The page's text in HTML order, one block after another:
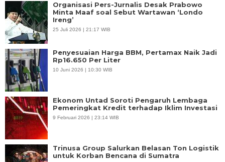
Organisasi Pers-Jurnalis Desak Prabowo
Minta Maaf soal Sebut Wartawan ‘Londo
Ireng’
25 Juli 2026 | 21:17 WIB
Penyesuaian Harga BBM, Pertamax Naik Jadi
Rp16.650 Per Liter
10 Juni 2026 | 10:30 WIB
Ekonom Untad Soroti Pengaruh Lembaga
Pemeringkat Kredit terhadap Iklim Investasi
9 Februari 2026 | 23:14 WIB
Trinusa Group Salurkan Belasan Ton Logistik
untuk Korban Bencana di Sumatra